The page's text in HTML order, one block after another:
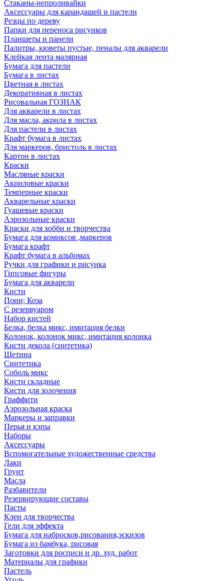
Стаканы-непроливайки
Аксессуары для карандашей и пастели
Резцы по дереву
Папки для переноса рисунков
Планшеты и панели
Палитры, кюветы пустые, пеналы для акварели
Клейкая лента малярная
Бумага для пастели
Бумага в листах
Цветная в листах
Декоративная в листах
Рисовальная ГОЗНАК
Для акварели в листах
Для масла, акрила в листах
Для пастели в листах
Крафт бумага в листах
Для маркеров, бристоль в листах
Картон в листах
Краски
Масляные краски
Акриловые краски
Темперные краски
Акварельные краски
Гуашевые краски
Аэрозольные краски
Краски для хобби и творчества
Бумага для комиксов ,маркеров
Бумага крафт
Крафт бумага в альбомах
Ручки для графики и рисунка
Гипсовые фигуры
Бумага для акварели
Кисти
Пони; Коза
С резервуаром
Набор кистей
Белка, белка микс, имитация белки
Колонок, колонок микс, имитация колонка
Кисти декола (синтетика)
Щетина
Синтетика
Соболь микс
Кисти складные
Кисти для золочения
Граффити
Аэрозольная краска
Маркеры и заправки
Перья и кэпы
Наборы
Аксессуары
Вспомогательные художественные средства
Лаки
Грунт
Масла
Разбавители
Резервирующие составы
Пасты
Клеи для творчества
Гели для эффекта
Бумага для набросков,рисования,эскизов
Бумага из бамбука, рисовая
Заготовки для росписи и др. худ. работ
Материалы для графики
Пастель